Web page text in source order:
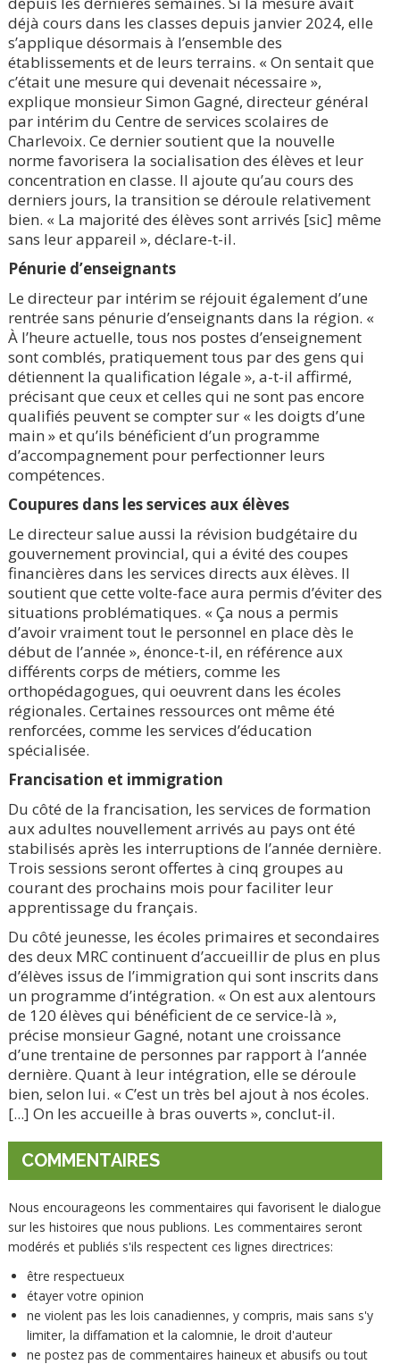
déjà cours dans les classes depuis janvier 2024, elle
s’applique désormais à l’ensemble des
établissements et de leurs terrains. « On sentait que
c’était une mesure qui devenait nécessaire »,
explique monsieur Simon Gagné, directeur général
par intérim du Centre de services scolaires de
Charlevoix. Ce dernier soutient que la nouvelle
norme favorisera la socialisation des élèves et leur
concentration en classe. Il ajoute qu’au cours des
derniers jours, la transition se déroule relativement
bien. « La majorité des élèves sont arrivés [sic] même
sans leur appareil », déclare-t-il.
Pénurie d’enseignants
Le directeur par intérim se réjouit également d’une
rentrée sans pénurie d’enseignants dans la région. «
À l’heure actuelle, tous nos postes d’enseignement
sont comblés, pratiquement tous par des gens qui
détiennent la qualification légale », a-t-il affirmé,
précisant que ceux et celles qui ne sont pas encore
qualifiés peuvent se compter sur « les doigts d’une
main » et qu’ils bénéficient d’un programme
d’accompagnement pour perfectionner leurs
compétences.
Coupures dans les services aux élèves
Le directeur salue aussi la révision budgétaire du
gouvernement provincial, qui a évité des coupes
financières dans les services directs aux élèves. Il
soutient que cette volte-face aura permis d’éviter des
situations problématiques. « Ça nous a permis
d’avoir vraiment tout le personnel en place dès le
début de l’année », énonce-t-il, en référence aux
différents corps de métiers, comme les
orthopédagogues, qui oeuvrent dans les écoles
régionales. Certaines ressources ont même été
renforcées, comme les services d’éducation
spécialisée.
Francisation et immigration
Du côté de la francisation, les services de formation
aux adultes nouvellement arrivés au pays ont été
stabilisés après les interruptions de l’année dernière.
Trois sessions seront offertes à cinq groupes au
courant des prochains mois pour faciliter leur
apprentissage du français.
Du côté jeunesse, les écoles primaires et secondaires
des deux MRC continuent d’accueillir de plus en plus
d’élèves issus de l’immigration qui sont inscrits dans
un programme d’intégration. « On est aux alentours
de 120 élèves qui bénéficient de ce service-là »,
précise monsieur Gagné, notant une croissance
d’une trentaine de personnes par rapport à l’année
dernière. Quant à leur intégration, elle se déroule
bien, selon lui. « C’est un très bel ajout à nos écoles.
[...] On les accueille à bras ouverts », conclut-il.
COMMENTAIRES
Nous encourageons les commentaires qui favorisent le dialogue
sur les histoires que nous publions. Les commentaires seront
modérés et publiés s'ils respectent ces lignes directrices:
être respectueux
étayer votre opinion
ne violent pas les lois canadiennes, y compris, mais sans s'y
limiter, la diffamation et la calomnie, le droit d'auteur
ne postez pas de commentaires haineux et abusifs ou tout